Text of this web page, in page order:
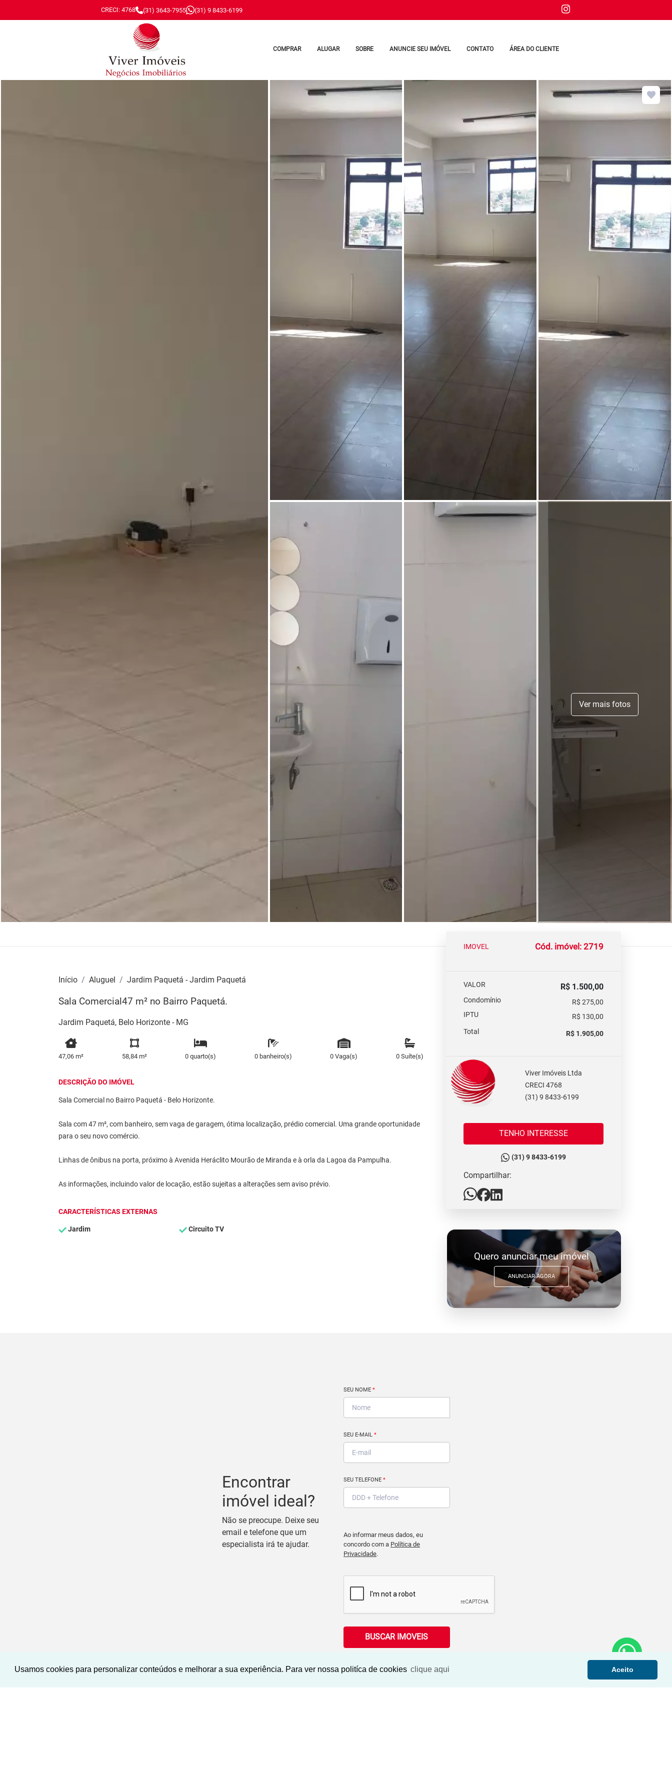
Usamos cookies para personalizar conteúdos e melhorar a sua experiência. Para ver nossa politíca de cookies clique aqui Aceito
CRECI: 4768 (31) 3643-7955 (31) 9 8433-6199
COMPRAR ALUGAR SOBRE ANUNCIE SEU IMÓVEL CONTATO ÁREA DO CLIENTE
Ver mais fotos
Início Aluguel Jardim Paquetá - Jardim Paquetá
Sala Comercial47 m² no Bairro Paquetá.
Jardim Paquetá, Belo Horizonte - MG
47,06 m² 58,84 m² 0 quarto(s) 0 banheiro(s) 0 Vaga(s) 0 Suíte(s)
DESCRIÇÃO DO IMÓVEL
Sala Comercial no Bairro Paquetá - Belo Horizonte.
Sala com 47 m², com banheiro, sem vaga de garagem, ótima localização, prédio comercial. Uma grande oportunidade
para o seu novo comércio.
Linhas de ônibus na porta, próximo à Avenida Heráclito Mourão de Miranda e à orla da Lagoa da Pampulha.
As informações, incluindo valor de locação, estão sujeitas a alterações sem aviso prévio.
CARACTERÍSTICAS EXTERNAS
Jardim Circuito TV
IMOVEL Cód. imóvel: 2719
VALOR R$ 1.500,00
Condomínio
R$ 275,00
IPTU
R$ 130,00
Total
R$ 1.905,00
Viver Imóveis Ltda
CRECI 4768
(31) 9 8433-6199
TENHO INTERESSE
(31) 9 8433-6199
Compartilhar:
Quero anunciar meu imóvel
ANUNCIAR AGORA
Encontrar
imóvel ideal?
Não se preocupe. Deixe seu
email e telefone que um
especialista irá te ajudar.
SEU NOME *
SEU E-MAIL *
SEU TELEFONE *
Ao informar meus dados, eu
concordo com a Política de
Privacidade.
BUSCAR IMOVEIS